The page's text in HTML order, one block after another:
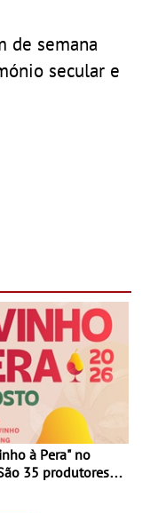
de semana
secular e
35 produtores,